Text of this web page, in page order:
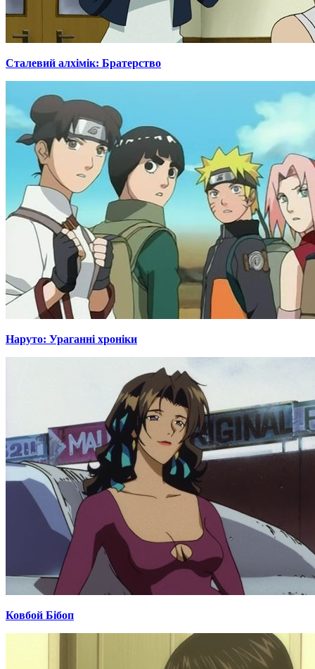
Сталевий алхімік: Братерство
Наруто: Ураганні хроніки
Ковбой Бібоп